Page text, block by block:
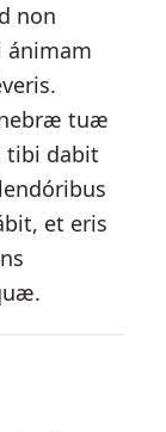
non
ánimam
tuæ
tibi dabit
et eris